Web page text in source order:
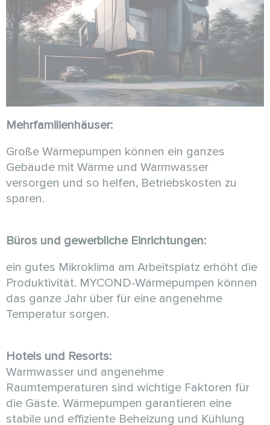
Mehrfamilienhäuser:
Große Wärmepumpen können ein ganzes
Gebäude mit Wärme und Warmwasser
versorgen und so helfen, Betriebskosten zu
sparen.
Büros und gewerbliche Einrichtungen:
ein gutes Mikroklima am Arbeitsplatz erhöht die
Produktivität. MYCOND-Wärmepumpen können
das ganze Jahr über für eine angenehme
Temperatur sorgen.
Hotels und Resorts:
Warmwasser und angenehme
Raumtemperaturen sind wichtige Faktoren für
die Gäste. Wärmepumpen garantieren eine
stabile und effiziente Beheizung und Kühlung